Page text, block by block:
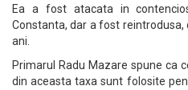
Ea a fost atacata in
Constanta, dar a fost reintrodusa,
ani.
Primarul Radu Mazare spune ca
din aceasta taxa sunt folosite